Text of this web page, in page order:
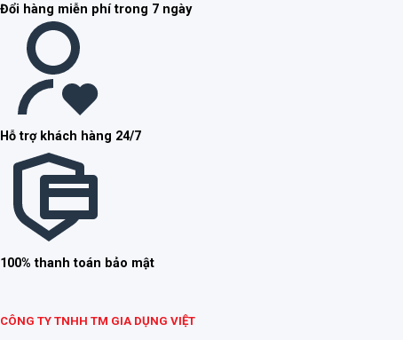
Đổi hàng miễn phí trong 7 ngày
Hỗ trợ khách hàng 24/7
100% thanh toán bảo mật
CÔNG TY TNHH TM GIA DỤNG VIỆT